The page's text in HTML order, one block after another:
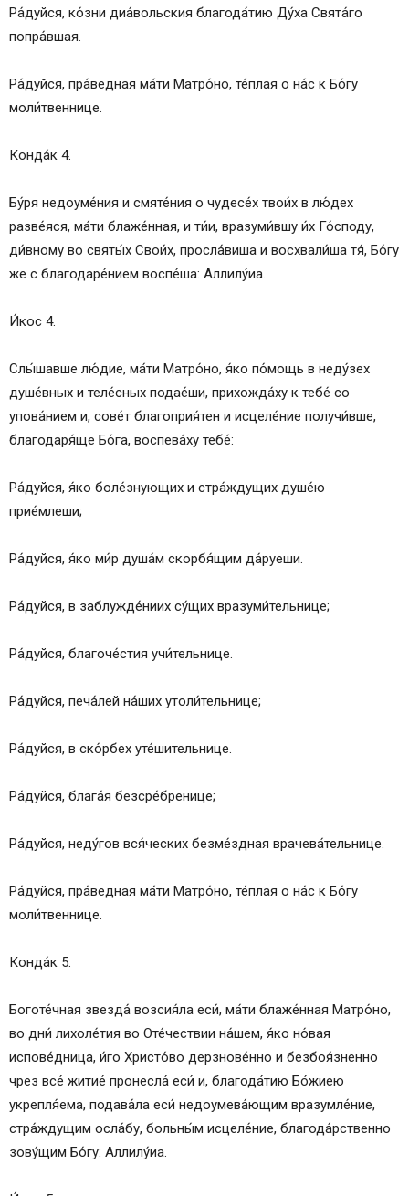
Ра́дуйся, ко́зни диа́вольския благода́тию Ду́ха Свята́го
попра́вшая.
Ра́дуйся, пра́ведная ма́ти Матро́но, те́плая о на́с к Бо́гу
моли́твеннице.
Конда́к 4.
Бу́ря недоуме́ния и смяте́ния о чудесе́х твои́х в лю́дех
разве́яся, ма́ти блаже́нная, и ти́и, вразуми́вшу и́х Го́споду,
ди́вному во святы́х Свои́х, просла́виша и восхвали́ша тя́, Бо́гу
же с благодаре́нием воспе́ша: Аллилу́иа.
И́кос 4.
Слы́шавше лю́дие, ма́ти Матро́но, я́ко по́мощь в неду́зех
душе́вных и теле́сных подае́ши, прихожда́ху к тебе́ со
упова́нием и, сове́т благоприя́тен и исцеле́ние получи́вше,
благодаря́ще Бо́га, воспева́ху тебе́:
Ра́дуйся, я́ко боле́знующих и стра́ждущих душе́ю
прие́млеши;
Ра́дуйся, я́ко ми́р душа́м скорбя́щим да́руеши.
Ра́дуйся, в заблужде́ниих су́щих вразуми́тельнице;
Ра́дуйся, благоче́стия учи́тельнице.
Ра́дуйся, печа́лей на́ших утоли́тельнице;
Ра́дуйся, в ско́рбех уте́шительнице.
Ра́дуйся, блага́я безсре́бренице;
Ра́дуйся, неду́гов вся́ческих безме́здная врачева́тельнице.
Ра́дуйся, пра́ведная ма́ти Матро́но, те́плая о на́с к Бо́гу
моли́твеннице.
Конда́к 5.
Боготе́чная звезда́ возсия́ла еси́, ма́ти блаже́нная Матро́но,
во дни́ лихоле́тия во Оте́чествии на́шем, я́ко но́вая
испове́дница, и́го Христо́во дерзнове́нно и безбоя́зненно
чрез все́ житие́ пронесла́ еси́ и, благода́тию Бо́жиею
укрепля́ема, подава́ла еси́ недоумева́ющим вразумле́ние,
стра́ждущим осла́бу, больны́м исцеле́ние, благода́рственно
зову́щим Бо́гу: Аллилу́иа.